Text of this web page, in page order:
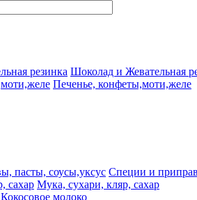
Шоколад и Жевательная
Печенье, конфеты,моти,желе
Специи и
Мука, сухари, кляр, сахар
Кокосовое молоко